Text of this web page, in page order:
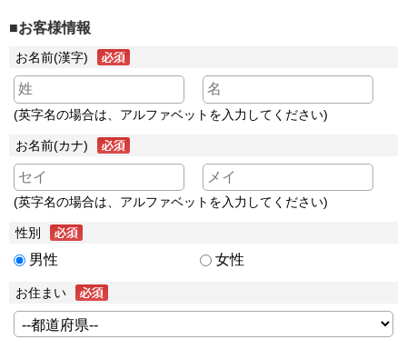
■お客様情報
お名前(漢字)
(英字名の場合は、アルファベットを入力してください)
お名前(カナ)
(英字名の場合は、アルファベットを入力してください)
性別
男性 女性
お住まい